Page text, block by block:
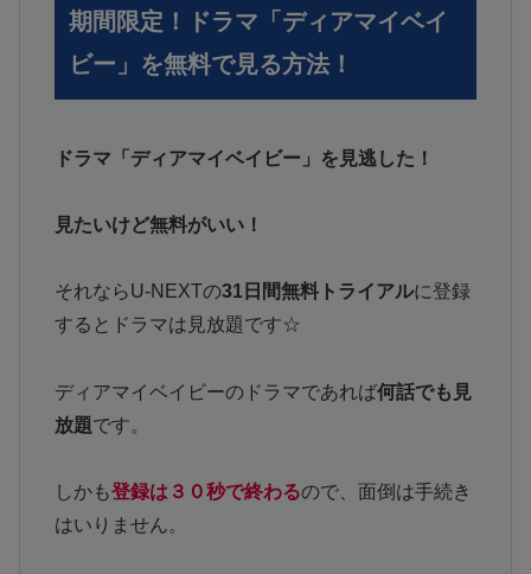
期間限定！ドラマ「ディアマイベイ
ビー」を無料で見る方法！
ドラマ「ディアマイベイビー」を見逃した！
見たいけど無料がいい！
それならU-NEXTの31日間無料トライアルに登録
するとドラマは見放題です☆
ディアマイベイビーのドラマであれば何話でも見
放題です。
しかも登録は３０秒で終わるので、面倒は手続き
はいりません。